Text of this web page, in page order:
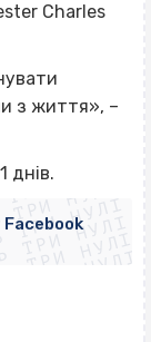
Charles
з життя», –
днів.НУЛІ
НУЛІ
НУЛІ
НУЛІ
ТРИ НУЛІ
ТРИ НУЛІ
ТРИ НУЛІ
ТРИ НУЛІ
Facebook